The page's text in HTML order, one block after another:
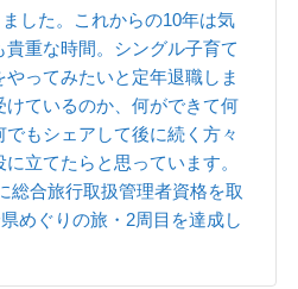
した。これからの10年は気
重な時間。シングル子育て
ってみたいと定年退職しま
けているのか、何ができて何
もシェアして後に続く方々
立てたらと思っています。
総合旅行取扱管理者資格を取
めぐりの旅・2周目を達成し